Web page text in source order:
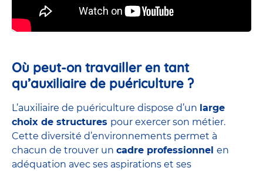
Où peut-on travailler en tant
qu’auxiliaire de puériculture ?
L’auxiliaire de puériculture dispose d’un large
choix de structures pour exercer son métier.
Cette diversité d’environnements permet à
chacun de trouver un cadre professionnel en
adéquation avec ses aspirations et ses